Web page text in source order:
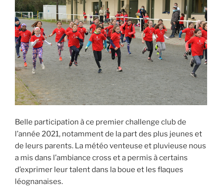
Belle participation à ce premier challenge club de
l’année 2021, notamment de la part des plus jeunes et
de leurs parents. La météo venteuse et pluvieuse nous
a mis dans l’ambiance cross et a permis à certains
d’exprimer leur talent dans la boue et les flaques
léognanaises.